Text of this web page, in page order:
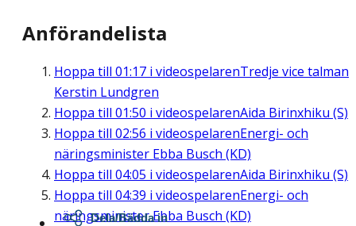
Anförandelista
Hoppa till 01:17 i videospelarenTredje vice talman
Kerstin Lundgren
Hoppa till 01:50 i videospelarenAida Birinxhiku (S)
Hoppa till 02:56 i videospelarenEnergi- och
näringsminister Ebba Busch (KD)
Hoppa till 04:05 i videospelarenAida Birinxhiku (S)
Hoppa till 04:39 i videospelarenEnergi- och
näringsminister Ebba Busch (KD)
Dela/Bädda in